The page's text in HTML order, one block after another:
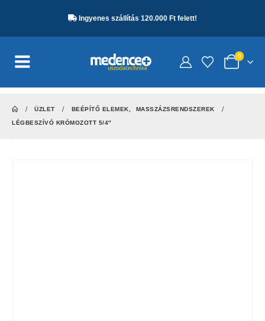
Ingyenes szállítás 120.000 Ft felett!
0
ÜZLET BEÉPÍTŐ ELEMEK MASSZÁZSRENDSZEREK
LÉGBESZÍVÓ KRÓMOZOTT 5/4″